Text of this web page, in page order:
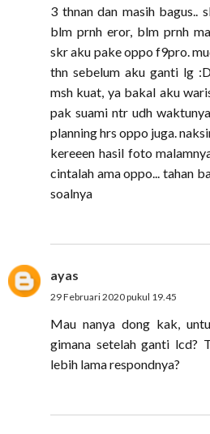
3 thnan dan masih bagus..
blm prnh eror, blm prnh
skr aku pake oppo f9pro.
thn sebelum aku ganti lg
msh kuat, ya bakal aku
pak suami ntr udh
planning hrs oppo juga.
kereeen hasil foto
cintalah ama oppo... tahan
soalnya
ayas
29 Februari 2020 pukul 19.45
Mau nanya dong kak,
gimana setelah ganti lcd?
lebih lama respondnya?